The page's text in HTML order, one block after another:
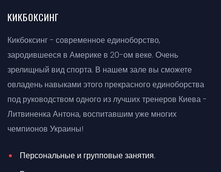
КИКБОКСИНГ
Кикбоксинг - современное единоборство,
зародившееся в Америке в 20-ом веке. Очень
зрелищный вид спорта. В нашем зале вы сможете
овладень навыками этого прекрасного единоборства
под руководством одного из лучших тренеров Киева -
Литвиненка Антона, воспитавшим уже многих
чемпионов Украины!
Персональные и групповые занятия.